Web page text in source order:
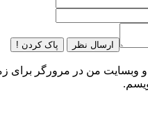
ارسال نظر پاک کردن !
و وبسایت من در مرورگر برای